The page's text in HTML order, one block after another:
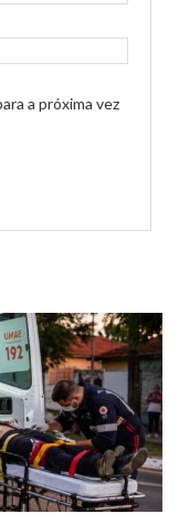
a próxima vez